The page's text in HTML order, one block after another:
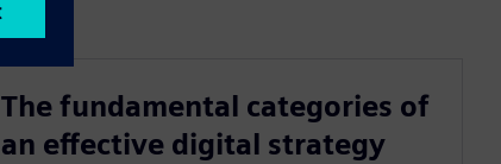
The fundamental categories of
an effective digital strategy